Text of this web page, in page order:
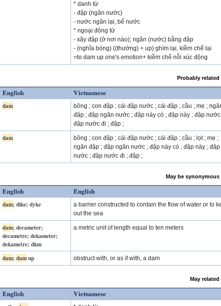
* danh từ
- đập (ngăn nước)
- nước ngăn lại, bể nước
* ngoại động từ
- xây đập (ở nơi nào); ngăn (nước) bằng đập
- (nghĩa bóng) ((thường) + up) ghìm lại, kiềm chế lại
=to dam up one's emotion+ kiềm chế nỗi xúc động
Probably
English Vietnamese
dam
bông ; con đập ; cái đập nước ; cái đập ; cầu ; mẹ ;
đập ; đập ngăn nước ; đập này có ; đập này ; đập
đập nước đi ; đập ;
dam
bông ; con đập ; cái đập nước ; cái đập ; cầu ; lọt ; mẹ ;
ngăn đập ; đập ngăn nước ; đập này có ; đập này ; đập
nước ; đập nước đi ; đập ;
May be
English English
dam; dike; dyke
a barrier constructed to contain the flow of water or to
out the sea
dam; decameter;
decametre; dekameter;
dekametre; dkm
a metric unit of length equal to ten meters
dam; damup obstruct with, or as if with, a dam
May
English Vietnamese